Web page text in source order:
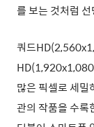
를 보는 것처럼
쿼드
많은 픽셀로 세
관의 작품을 수록